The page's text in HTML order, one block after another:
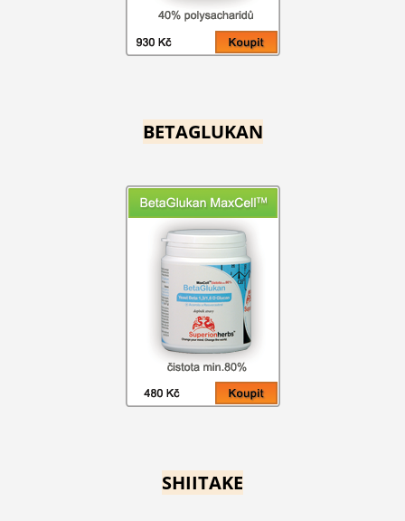
BETAGLUKAN
SHIITAKE